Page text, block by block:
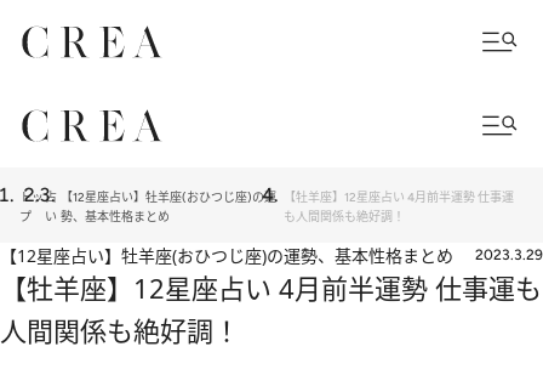
トッ
プ
占
い
【12星座占い】牡羊座(おひつじ座)の運
勢、基本性格まとめ
【牡羊座】12星座占い 4月前半運勢 仕事運
も人間関係も絶好調！
【12星座占い】牡羊座(おひつじ座)の運勢、基本性格まとめ 2023.3.29
【牡羊座】12星座占い 4月前半運勢 仕事運も
人間関係も絶好調！